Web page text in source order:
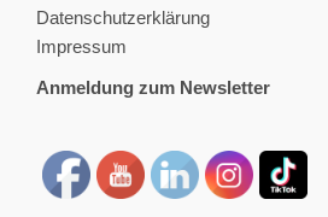
Datenschutzerklärung
Impressum
Anmeldung zum Newsletter